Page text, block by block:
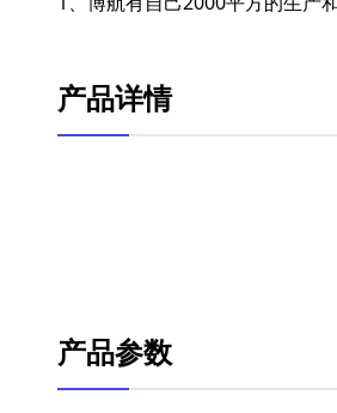
产品详情
产品参数